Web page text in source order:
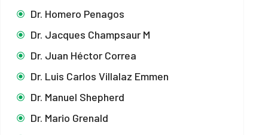
Dr. Homero Penagos
Dr. Jacques Champsaur M
Dr. Juan Héctor Correa
Dr. Luis Carlos Villalaz Emmen
Dr. Manuel Shepherd
Dr. Mario Grenald